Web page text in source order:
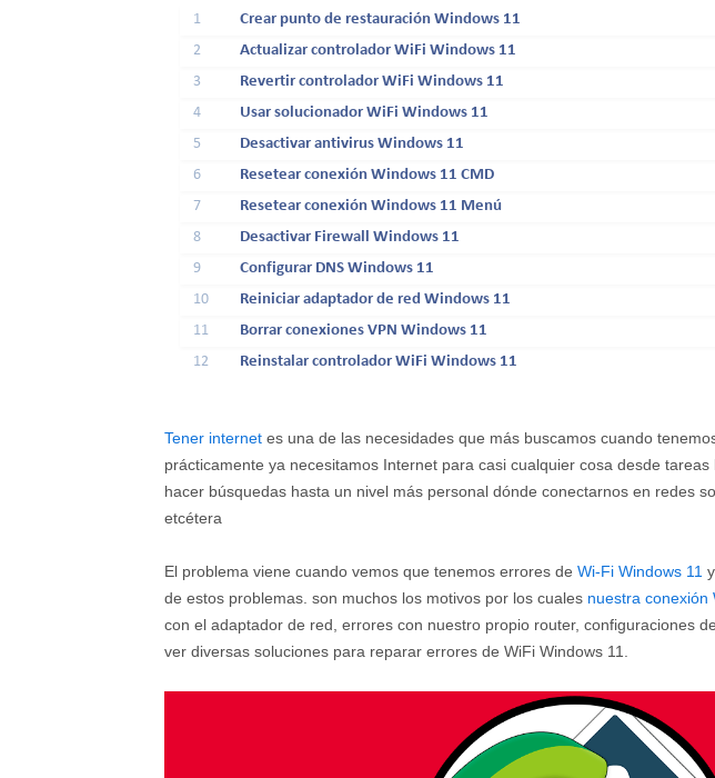
1
Crear punto de restauración Windows 11
2
Actualizar controlador WiFi Windows 11
3
Revertir controlador WiFi Windows 11
4
Usar solucionador WiFi Windows 11
5
Desactivar antivirus Windows 11
6
Resetear conexión Windows 11 CMD
7
Resetear conexión Windows 11 Menú
8
Desactivar Firewall Windows 11
9
Configurar DNS Windows 11
10
Reiniciar adaptador de red Windows 11
11
Borrar conexiones VPN Windows 11
12
Reinstalar controlador WiFi Windows 11
Tener internet es una de las necesidades que más buscamos cuando
prácticamente ya necesitamos Internet para casi cualquier cosa desde
hacer búsquedas hasta un nivel más personal dónde conectarnos en redes
etcétera
El problema viene cuando vemos que tenemos errores de Wi-Fi Windows 11
de estos problemas. son muchos los motivos por los cuales nuestra conexión
con el adaptador de red, errores con nuestro propio router, configuraciones
ver diversas soluciones para reparar errores de WiFi Windows 11.